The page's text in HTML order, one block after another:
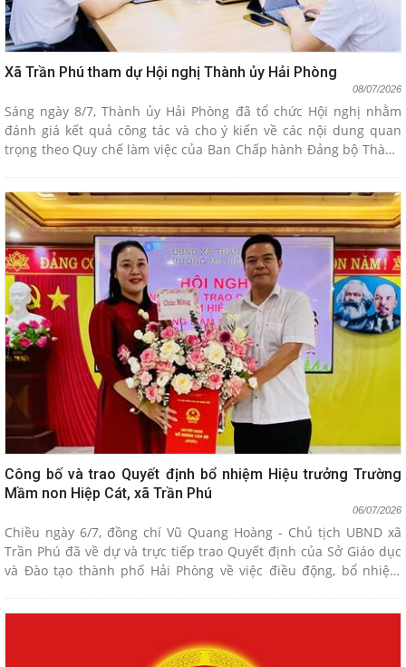
Xã Trần Phú tham dự Hội nghị Thành ủy Hải Phòng
08/07/2026
Sáng ngày 8/7, Thành ủy Hải Phòng đã tổ chức Hội nghị nhằm
đánh giá kết quả công tác và cho ý kiến về các nội dung quan
trọng theo Quy chế làm việc của Ban Chấp hành Đảng bộ Thành
thành phố đến điểm cầu các xã, phường, đặc khu.
Công bố và trao Quyết định bổ nhiệm Hiệu trưởng Trường
Mầm non Hiệp Cát, xã Trần Phú
06/07/2026
Chiều ngày 6/7, đồng chí Vũ Quang Hoàng - Chủ tịch UBND xã
Trần Phú đã về dự và trực tiếp trao Quyết định của Sở Giáo dục
và Đào tạo thành phố Hải Phòng về việc điều động, bổ nhiệm